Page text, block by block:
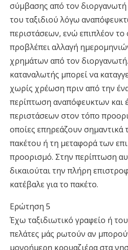
σύµβασης από τον διοργανωτή
του ταξιδιού λόγω
περιστάσεων, ενώ επιπλέον
προβλέπει αλλαγή
χρηµάτων από τον
καταναλωτής µπορεί να
χωρίς χρέωση πριν από την
περίπτωση αναπόφευκτων και
περιστάσεων στον τόπο
οποίες επηρεάζουν σηµαντικά
πακέτου ή τη µεταφορά των
προορισµό. Στην περίπτωση
δικαιούται την πλήρη
κατέβαλε για το πακέτο.
Ερώτηση 5
Έχω ταξιδιωτικό γραφείο ή
πελάτες µάς ρωτούν αν
µονοήµερη κρουαζιέρα στα